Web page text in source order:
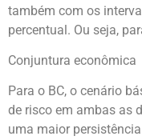
também com os
percentual. Ou seja,
Conjuntura econômica
Para o BC, o cenário
de risco em ambas as
uma maior